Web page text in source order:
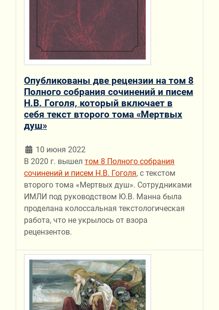
Опубликованы две рецензии на том 8
Полного собрания сочинений и писем
Н.В. Гоголя, который включает в
себя текст второго тома «Мертвых
душ»
10 июня 2022
В 2020 г. вышел том 8 Полного собрания
сочинений и писем Н.В. Гоголя, c текстом
второго тома «Мертвых душ». Сотрудниками
ИМЛИ под руководством Ю.В. Манна была
проделана колоссальная текстологическая
работа, что не укрылось от взора
рецензентов.